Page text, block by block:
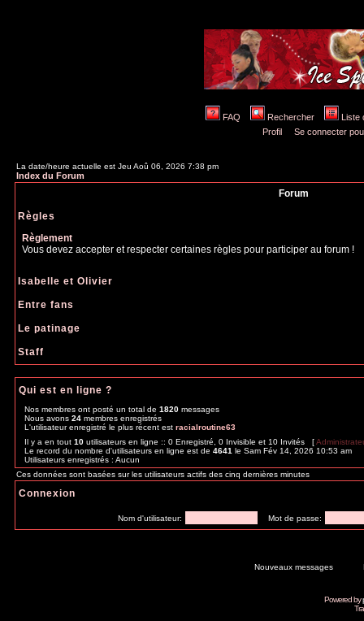
FAQ Rechercher
Liste
Profil
Se connecter
La date/heure actuelle est Jeu Aoû 06, 2026 7:38 pm
Index du Forum
Forum
Règles
Règlement
Vous devez accepter et respecter certaines règles pour participer au forum !
Isabelle et Olivier
Entre fans
Le patinage
Staff
Qui est en ligne ?
Nos membres ont posté un total de 1820 messages
Nous avons 24 membres enregistrés
L'utilisateur enregistré le plus récent est racialroutine63
Il y a en tout 10 utilisateurs en ligne :: 0 Enregistré, 0 Invisible et 10 Invités [
Le record du nombre d'utilisateurs en ligne est de 4641 le Sam Fév 14, 2026 10:53 am
Utilisateurs enregistrés : Aucun
Ces données sont basées sur les utilisateurs actifs des cinq dernières minutes
Connexion
Nom d'utilisateur: Mot de passe:
Nouveaux messages
Powered by